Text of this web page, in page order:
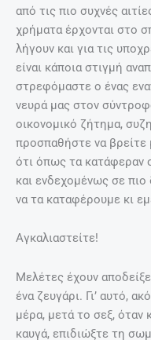
από τις πιο συχνές
χρήματα έρχονται στο
λήγουν και για τις
είναι κάποια στιγμή
στρεφόμαστε ο ένας
νευρά μας στον
οικονομικό ζήτημα,
προσπαθήστε να
ότι όπως τα κατάφεραν
και ενδεχομένως σε
να τα καταφέρουμε κι
Αγκαλιαστείτε!
Μελέτες έχουν
ένα ζευγάρι. Γι’ αυτό,
μέρα, μετά το σεξ, όταν
καυγά, επιδιώξτε τη